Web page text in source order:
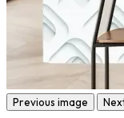
Previous image